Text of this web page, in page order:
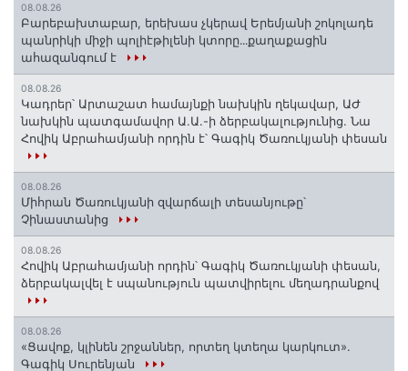
08.08.26
Բարեբախտաբար, երեխաս չկերավ Երեմյանի շոկոլադե
պանրիկի միջի պոլիէթիլենի կտորը․․․քաղաքացին
ահազանգում է
08.08.26
Կադրեր՝ Արտաշատ համայնքի նախկին ղեկավար, ԱԺ
նախկին պատգամավոր Ա.Ա.-ի ձերբակալությունից. Նա
Հովիկ Աբրահամյանի որդին է՝ Գագիկ Ծառուկյանի փեսան
08.08.26
Միհրան Ծառուկյանի զվարճալի տեսանյութը՝
Չինաստանից
08.08.26
Հովիկ Աբրահամյանի որդին՝ Գագիկ Ծառուկյանի փեսան,
ձերբակալվել է սպանություն պատվիրելու մեղադրանքով
08.08.26
«Ցավոք, կլինեն շրջաններ, որտեղ կտեղա կարկուտ»․
Գագիկ Սուրենյան